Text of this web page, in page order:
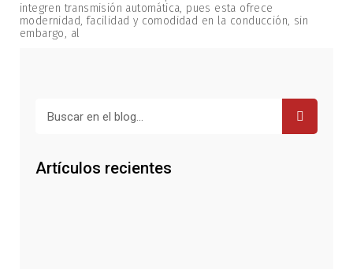
integren transmisión automática, pues esta ofrece
modernidad, facilidad y comodidad en la conducción, sin
embargo, al
Artículos recientes